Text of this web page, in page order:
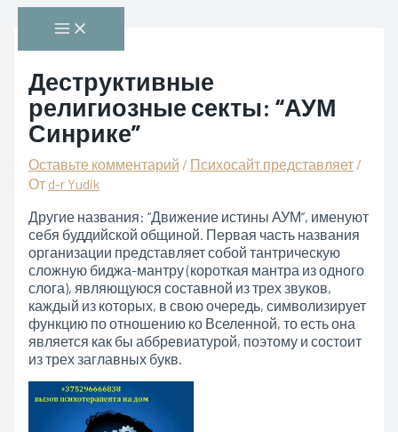
содержимому
Main
Menu
Деструктивные
религиозные секты: “АУМ
Синрике”
Оставьте комментарий / Психосайт представляет/
От d-r Yudik
Другие названия: “Движение истины АУМ”, именуют
себя буддийской общиной. Первая часть названия
организации представляет собой тантрическую
сложную биджа-мантру (короткая мантра из одного
слога), являющуюся составной из трех звуков,
каждый из которых, в свою очередь, символизирует
функцию по отношению ко Вселенной, то есть она
является как бы аббревиатурой, поэтому и состоит
из трех заглавных букв.